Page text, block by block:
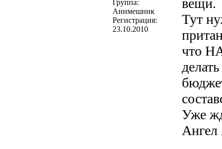
Группа:
Анимешник
Регистрация:
23.10.2010
вещи.
Тут
что
Уже
Ангел